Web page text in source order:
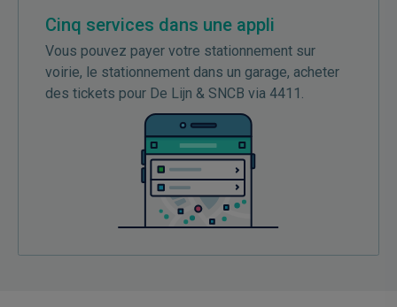
Cinq services dans une appli
Vous pouvez payer votre stationnement sur
voirie, le stationnement dans un garage, acheter
des tickets pour De Lijn & SNCB via 4411.